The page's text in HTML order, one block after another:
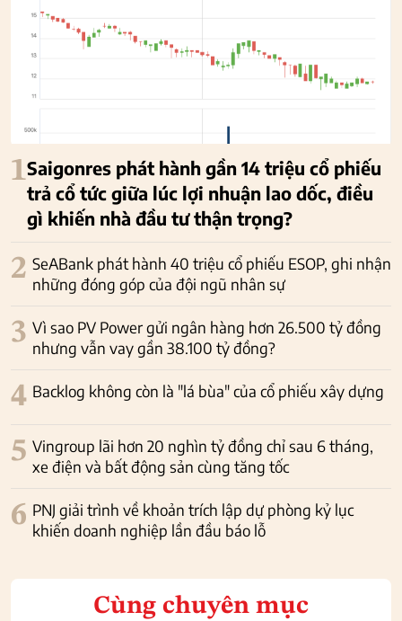
1Saigonres phát hành gần 14 triệu cổ phiếu
trả cổ tức giữa lúc lợi nhuận lao dốc, điều
gì khiến nhà đầu tư thận trọng?
2 SeABank phát hành 40 triệu cổ phiếu ESOP, ghi nhận
những đóng góp của đội ngũ nhân sự
3 Vì sao PV Power gửi ngân hàng hơn 26.500 tỷ đồng
nhưng vẫn vay gần 38.100 tỷ đồng?
4 Backlog không còn là "lá bùa" của cổ phiếu xây dựng
5 Vingroup lãi hơn 20 nghìn tỷ đồng chỉ sau 6 tháng,
xe điện và bất động sản cùng tăng tốc
6 PNJ giải trình về khoản trích lập dự phòng kỷ lục
khiến doanh nghiệp lần đầu báo lỗ
Cùng chuyên mục